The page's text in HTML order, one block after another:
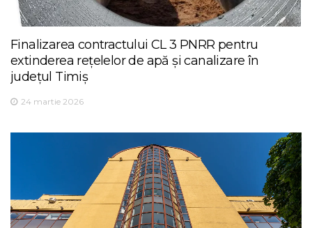
Finalizarea contractului CL 3 PNRR pentru
extinderea rețelelor de apă și canalizare în
județul Timiș
24 martie 2026